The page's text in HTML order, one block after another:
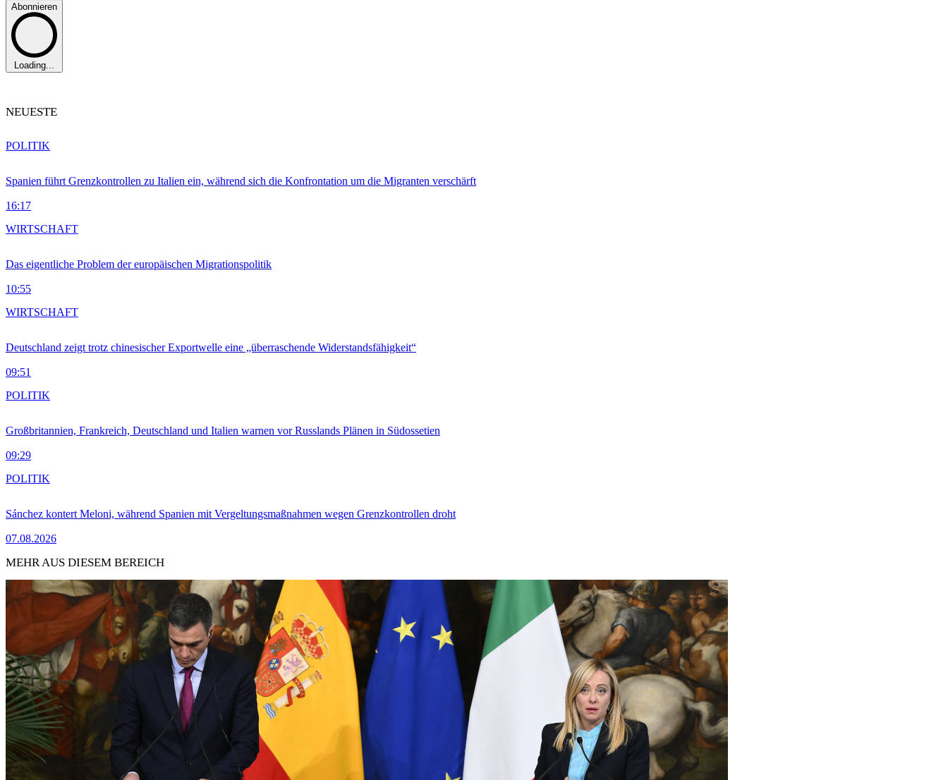
Abonnieren
Loading...
NEUESTE
Spanien führt Grenzkontrollen zu Italien ein, während sich die Konfrontation um die Migranten verschärft
16:17
POLITIK
Das eigentliche Problem der europäischen Migrationspolitik
10:55
WIRTSCHAFT
Deutschland zeigt trotz chinesischer Exportwelle eine „überraschende Widerstandsfähigkeit“
09:51
WIRTSCHAFT
Großbritannien, Frankreich, Deutschland und Italien warnen vor Russlands Plänen in Südossetien
09:29
POLITIK
Sánchez kontert Meloni, während Spanien mit Vergeltungsmaßnahmen wegen Grenzkontrollen droht
07.08.2026
POLITIK
MEHR AUS DIESEM BEREICH